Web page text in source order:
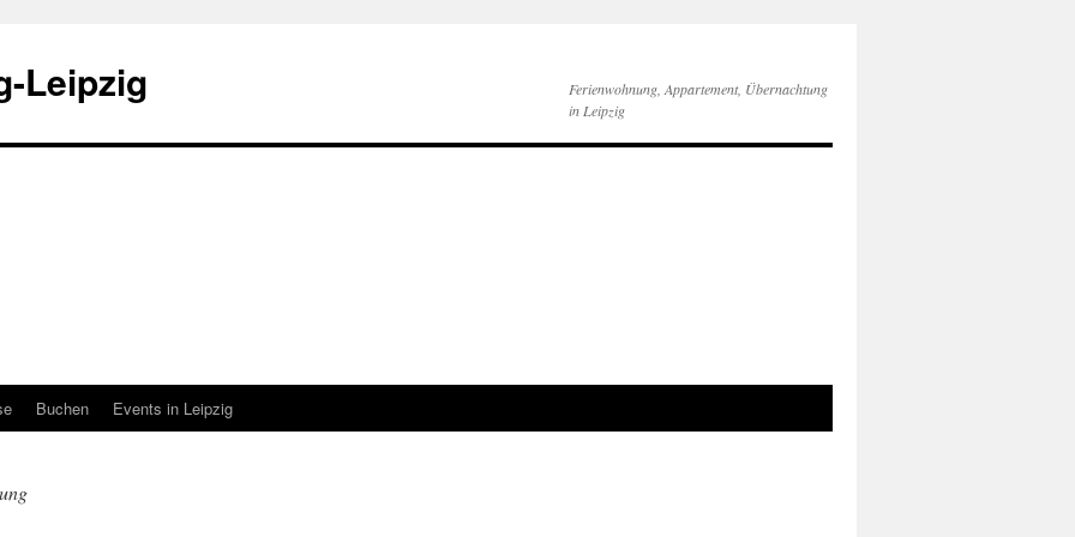
Leipzig
Ferienwohnung, Appartement, Übernachtung
in Leipzig
Buchen Events in Leipzig